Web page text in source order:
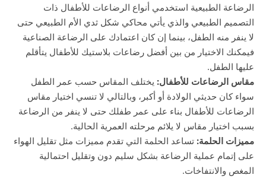
الرضاعة الطبيعية استخدمي أنواع الرضاعات للأطفال ذات
التصميم الطبيعي والذي يأتي محاكي شكل ثدي الأم الطبيعي حتى
لا ينفر منه الطفل، بينما إن كان اعتمادك على الرضاعة الصناعية
فيمكنك الاختيار من بين أفضل رضاعات بلاستيك للأطفال يتأقلم
عليها الطفل.
مقاس الرضاعات للأطفال: يختلف المقاس حسب عمر الطفل
سواء كان حديثي الولادة أو أكبر، وبالتالي لا تنسي اختيار مقاس
الرضاعات للأطفال بناء على عمر طفلك حتى لا ينفر من الرضاعة
بسبب اختيار مقاس لا يلائم مرحلته العمرية الحالية.
مميزات الحلمة: تساعد الحلمة التي تقدم مميزات مثل تقليل الهواء
على إتمام عملية الرضاعة بشكل سليم دون وتقليل احتمالية
المغص والانتفاخات.